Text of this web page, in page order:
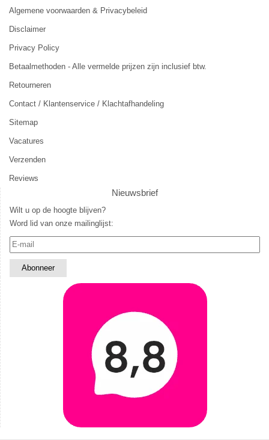
Algemene voorwaarden & Privacybeleid
Disclaimer
Privacy Policy
Betaalmethoden - Alle vermelde prijzen zijn inclusief btw.
Retourneren
Contact / Klantenservice / Klachtafhandeling
Sitemap
Vacatures
Verzenden
Reviews
Nieuwsbrief
Wilt u op de hoogte blijven?
Word lid van onze mailinglijst: